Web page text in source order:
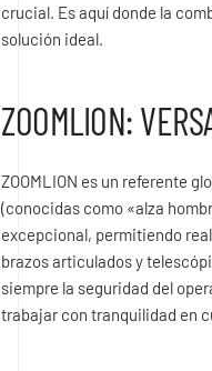
crucial. Es aquí donde la
solución ideal.
ZOOMLION:
ZOOMLION es un referente
(conocidas como «alza
excepcional, permitiendo
brazos articulados y
siempre la seguridad del
trabajar con tranquilidad en